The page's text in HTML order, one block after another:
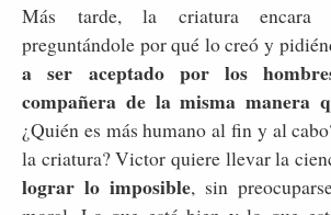
Más tarde, la criatura encara
preguntándole por qué lo creó y
a ser aceptado por los
compañera de la misma manera
¿Quién es más humano al fin y al
la criatura? Victor quiere llevar la
lograr lo imposible, sin